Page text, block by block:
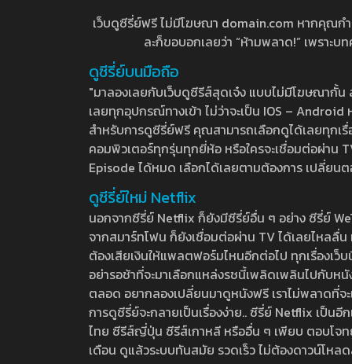
เว็บดูซีรี่ย์ฟรี ไม่มีโฆษณา domain.com หากคุณก
ละก็ขอบอกเลยว่า “ห้ามพลาด!” เพราะ
ดูซีรี่ย์บนมือถือ
"มาลองเลยกับเว็บดูซีรีส์สุดเจ๋ง แบบไม่มีโฆษณากั้
เลยทุกอุปกรณ์ทางเข้า ไม่ว่าจะเป็น IOS –
สำหรับการดูซีรี่ย์ฟรี คุณสามารถเลือกดูได้เลยทุกเ
คอมพิวเตอร์ทุกรุ่นทุกยี่ห้อ หรือใครจะเชื่อมต่อผ่าน
Episode ได้หมด เลือกได้เลยตามต้องการ เปลี่ยน
ดูซีรี่ย์ใหม่ Netflix
นอกจากซีรี่ย์ Netflix ก็ยังมีซีรี่ย์อื่น ๆ อย่าง ซีรี่ย์
จากสมาร์ทโฟน ก็ยังเชื่อมต่อผ่าน TV ได้เลยไหลลื่
ต้องเสียเงินให้แพลตฟอร์มไหนอีกต่อไป ทุกเรื่องเว็
อย่ารอช้าที่จะมาเลือกแหล่งรชนี้เพลิดเพลินไปกับห
ตลอด อยากลองเปลี่ยนมาดูหนังฟรี เราไม่พลาดที่
การดูซีรี่ย์จะกลายเป็นเรื่องง่าย.. ซีรี่ย์ Netflix เป็น
ไทย ซีรีส์ญี่ปุ่น ซีรีส์เกาหลี หรืออื่น ๆ เพียบ ตอบโจท
เดือน ดูแล้วระบบทันสมัย รวดเร็ว ไม่ต้องดาวน์โห